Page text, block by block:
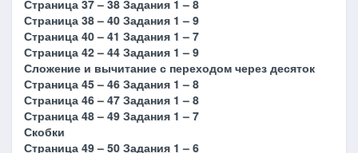
Страница 37 – 38 Задания 1 – 8
Страница 38 – 40 Задания 1 – 9
Страница 40 – 41 Задания 1 – 7
Страница 42 – 44 Задания 1 – 9
Сложение и вычитание с переходом через десяток
Страница 45 – 46 Задания 1 – 8
Страница 46 – 47 Задания 1 – 8
Страница 48 – 49 Задания 1 – 7
Скобки
Страница 49 – 50 Задания 1 – 6